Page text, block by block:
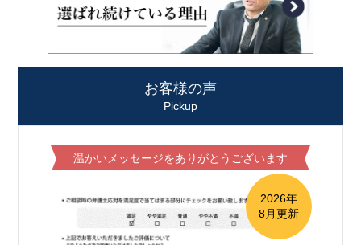
お客様の声
Pickup
温かいメッセージをありがとうございます
2026年
8月更新